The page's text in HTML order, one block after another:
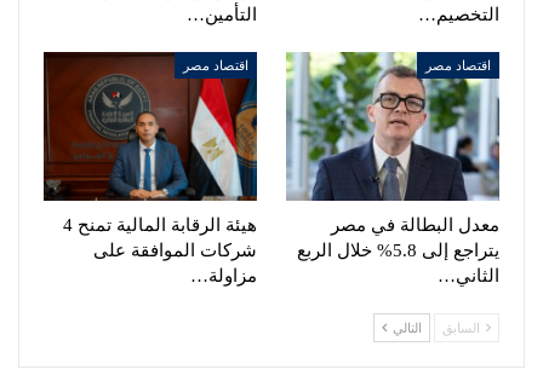
التخصيم…
التأمين…
اقتصاد مصر
معدل البطالة في مصر
يتراجع إلى 5.8% خلال الربع
الثاني…
اقتصاد مصر
هيئة الرقابة المالية تمنح 4
شركات الموافقة على
مزاولة…
السابق التالي